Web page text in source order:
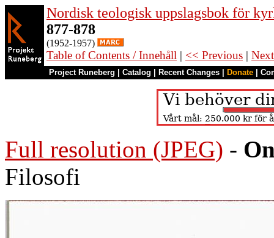
Nordisk teologisk uppslagsbok för
877-878
(1952-1957)
Table of Contents / Innehåll | << Previous |
Project Runeberg Catalog Recent Changes Donate
Full resolution (JPEG) -
Filosofi